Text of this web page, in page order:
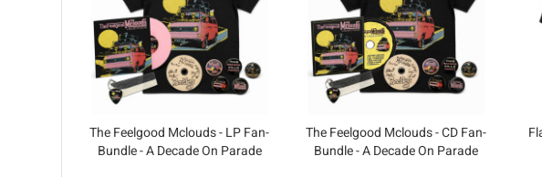
The Feelgood Mclouds - LP Fan-
Bundle - A Decade On Parade
The Feelgood Mclouds - CD Fan-
Bundle - A Decade On Parade